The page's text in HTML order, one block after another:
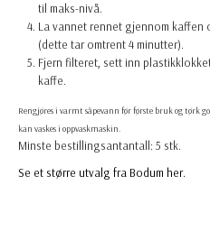
til maks-nivå.
La vannet rennet gjennom
(dette tar omtrent 4 minutter).
Fjern filteret, sett inn
kaffe.
Rengjøres i varmt såpevann før første bruk og tørk
kan vaskes i oppvaskmaskin.
Minste bestillingsantantall: 5 stk.
Se et større utvalg fra Bodum her.